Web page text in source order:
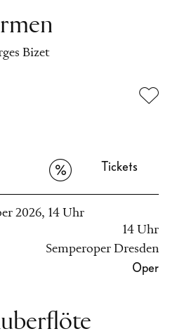
Bizet
Tickets
2026, 14 Uhr
14 Uhr
Semperoper Dresden
Oper